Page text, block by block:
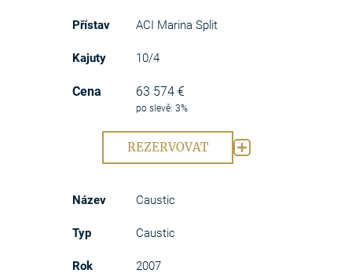
ACI Marina Split
10/4
63 574 €
po slevě: 3%
REZERVOVAT
Caustic
Caustic
2007